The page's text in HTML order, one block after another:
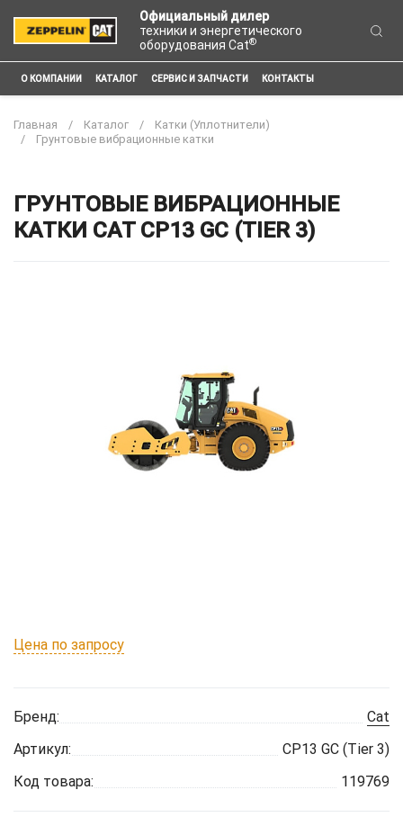
Официальный дилер
техники и энергетического
оборудования Cat®
О КОМПАНИИ КАТАЛОГ СЕРВИС И ЗАПЧАСТИ КОНТАКТЫ
Главная Каталог
Катки (Уплотнители)
Грунтовые вибрационные катки
ГРУНТОВЫЕ ВИБРАЦИОННЫЕ
КАТКИ CAT CP13 GC (TIER 3)
Цена по запросу
Бренд:
Cat
Артикул:
CP13 GC (Tier 3)
Код товара:
119769